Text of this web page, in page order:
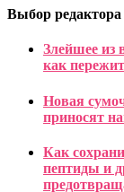
Выбор редактора
Злейшее из
как
Новая
приносят
Как
пептиды и